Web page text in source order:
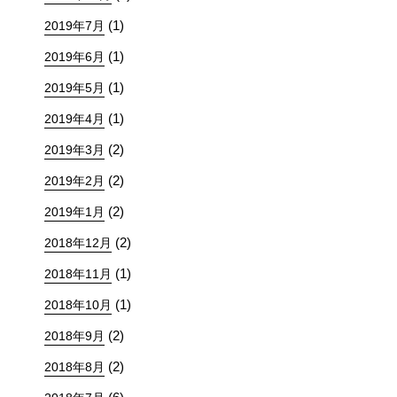
2019年7月 (1)
2019年6月 (1)
2019年5月 (1)
2019年4月 (1)
2019年3月 (2)
2019年2月 (2)
2019年1月 (2)
2018年12月 (2)
2018年11月 (1)
2018年10月 (1)
2018年9月 (2)
2018年8月 (2)